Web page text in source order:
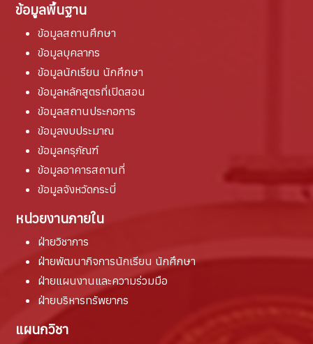
ข้อมูลพื้นฐาน
ข้อมูลสถานศึกษา
ข้อมูลบุคลากร
ข้อมูลนักเรียน นักศึกษา
ข้อมูลหลักสูตรที่เปิดสอน
ข้อมูลสถานประกอการ
ข้อมูลงบประมาณ
ข้อมูลครุภัณฑ์
ข้อมูลอาคารสถานที่
ข้อมูลจังหวัดกระบี่
หน่วยงานภายใน
ฝ่ายวิชาการ
ฝ่ายพัฒนากิจการนักเรียน นักศึกษา
ฝ่ายแผนงานและความร่วมมือ
ฝ่ายบริหารทรัพยากร
แผนกวิชา